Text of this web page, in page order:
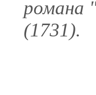
романа
(1731).